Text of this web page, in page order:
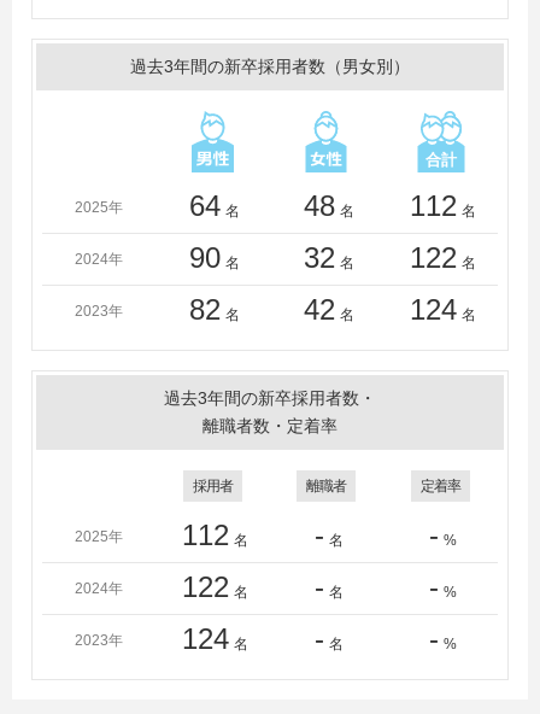
過去3年間の新卒採用者数（男女別）
2025年 64 名 48 名 112 名
2024年 90 名 32 名 122 名
2023年 82 名 42 名 124 名
過去3年間の新卒採用者数・
離職者数・定着率
採用者 離職者 定着率
2025年 112 名 - 名 - %
2024年 122 名 - 名 - %
2023年 124 名 - 名 - %